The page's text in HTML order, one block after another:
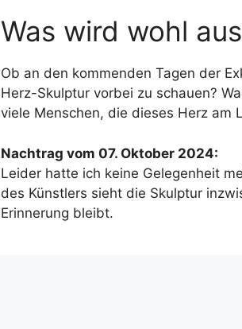
Was wird wohl
Ob an den kommenden Tagen der
Herz-Skulptur vorbei zu schauen?
viele Menschen, die dieses Herz am
Nachtrag vom 07. Oktober 2024:
Leider hatte ich keine Gelegenheit
des Künstlers sieht die Skulptur
Erinnerung bleibt.